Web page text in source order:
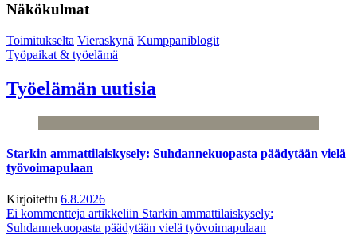
Näkökulmat
Toimitukselta Vieraskynä Kumppaniblogit
Työpaikat & työelämä
Työelämän uutisia
Starkin ammattilaiskysely: Suhdannekuopasta päädytään vielä
työvoimapulaan
Kirjoitettu 6.8.2026
Ei kommentteja artikkeliin Starkin ammattilaiskysely:
Suhdannekuopasta päädytään vielä työvoimapulaan